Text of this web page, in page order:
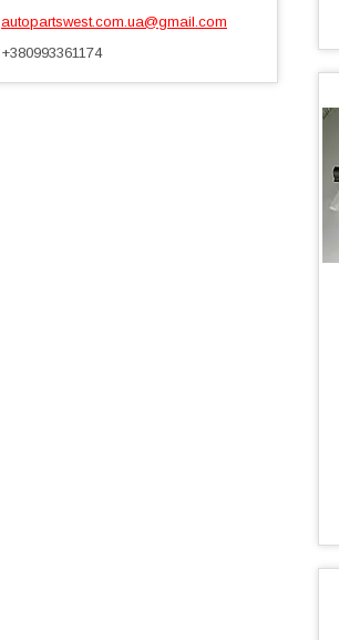
autopartswest.com.ua@gmail.com
+380993361174